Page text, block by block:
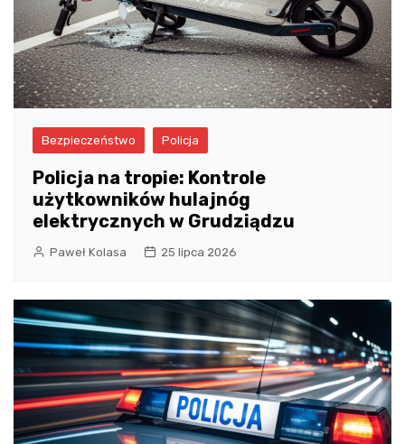
Bezpieczeństwo Policja
Policja na tropie: Kontrole
użytkowników hulajnóg
elektrycznych w Grudziądzu
Paweł Kolasa 25 lipca 2026